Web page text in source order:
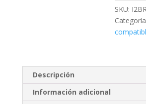
SKU:
Descripción
Información adicional